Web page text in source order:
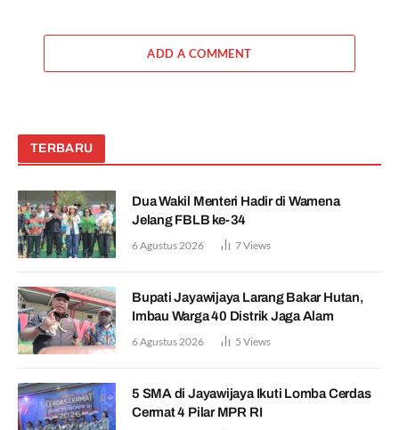
ADD A COMMENT
TERBARU
Dua Wakil Menteri Hadir di Wamena
Jelang FBLB ke-34
6 Agustus 2026 7Views
Bupati Jayawijaya Larang Bakar Hutan,
Imbau Warga 40 Distrik Jaga Alam
6 Agustus 2026 5 Views
5 SMA di Jayawijaya Ikuti Lomba Cerdas
Cermat 4 Pilar MPR RI